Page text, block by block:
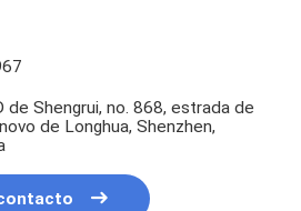
de Shengrui, no. 868, estrada de
de Longhua, Shenzhen,